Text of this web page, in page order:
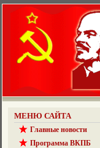
МЕНЮ САЙТА
Главные новости
Программа ВКПБ